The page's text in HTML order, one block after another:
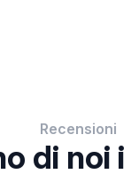
Recensioni
di noi